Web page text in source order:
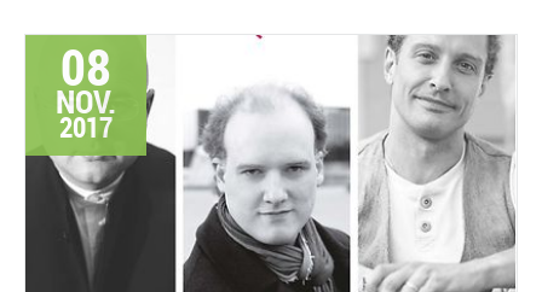
08
NOV.
2017